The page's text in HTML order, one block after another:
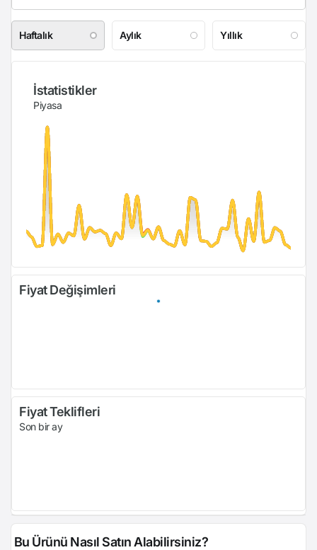
Haftalık Aylık Yıllık
İstatistikler
Piyasa
Fiyat Değişimleri
Fiyat Teklifleri
Son bir ay
Bu Ürünü Nasıl Satın Alabilirsiniz?